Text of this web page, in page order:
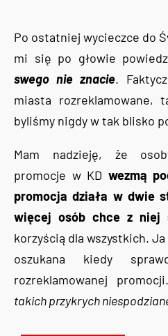
Po ostatniej wycieczce do
mi się po głowie
swego nie znacie.
miasta rozreklamowane,
byliśmy nigdy w tak blisko
Mam nadzieję, że
promocje w KD wezmą
promocja działa w dwie
więcej osób chce z niej
korzyścią dla wszystkich.
oszukana kiedy
rozreklamowanej
takich przykrych